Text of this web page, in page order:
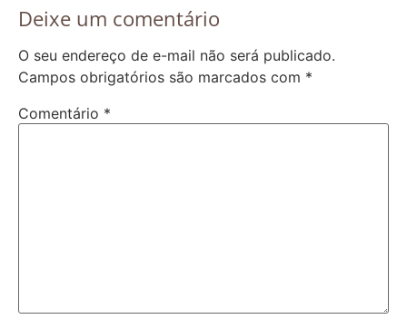
Deixe um comentário
O seu endereço de e-mail não será publicado.
Campos obrigatórios são marcados com *
Comentário *